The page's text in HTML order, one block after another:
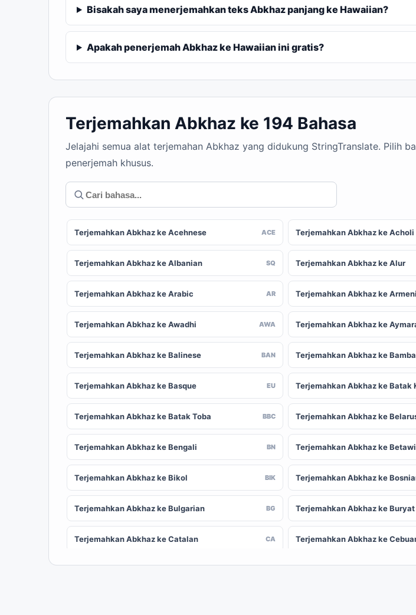
Bisakah saya menerjemahkan teks Abkhaz panjang ke Hawaiian?
Apakah penerjemah Abkhaz ke Hawaiian ini gratis?
Terjemahkan Abkhaz ke 194 Bahasa
Jelajahi semua alat terjemahan Abkhaz yang didukung StringTranslate. Pilih
penerjemah khusus.
Terjemahkan Abkhaz ke Acehnese ACE Terjemahkan Abkhaz ke Acholi
Terjemahkan Abkhaz ke Albanian SQ Terjemahkan Abkhaz ke Alur
Terjemahkan Abkhaz ke Arabic AR Terjemahkan Abkhaz ke
Terjemahkan Abkhaz ke Awadhi AWA Terjemahkan Abkhaz ke
Terjemahkan Abkhaz ke Balinese BAN Terjemahkan Abkhaz ke
Terjemahkan Abkhaz ke Basque EU Terjemahkan Abkhaz ke Batak
Terjemahkan Abkhaz ke Batak Toba BBC Terjemahkan Abkhaz ke
Terjemahkan Abkhaz ke Bengali BN Terjemahkan Abkhaz ke Betawi
Terjemahkan Abkhaz ke Bikol BIK Terjemahkan Abkhaz ke
Terjemahkan Abkhaz ke Bulgarian BG Terjemahkan Abkhaz ke Buryat
Terjemahkan Abkhaz ke Catalan CA Terjemahkan Abkhaz ke